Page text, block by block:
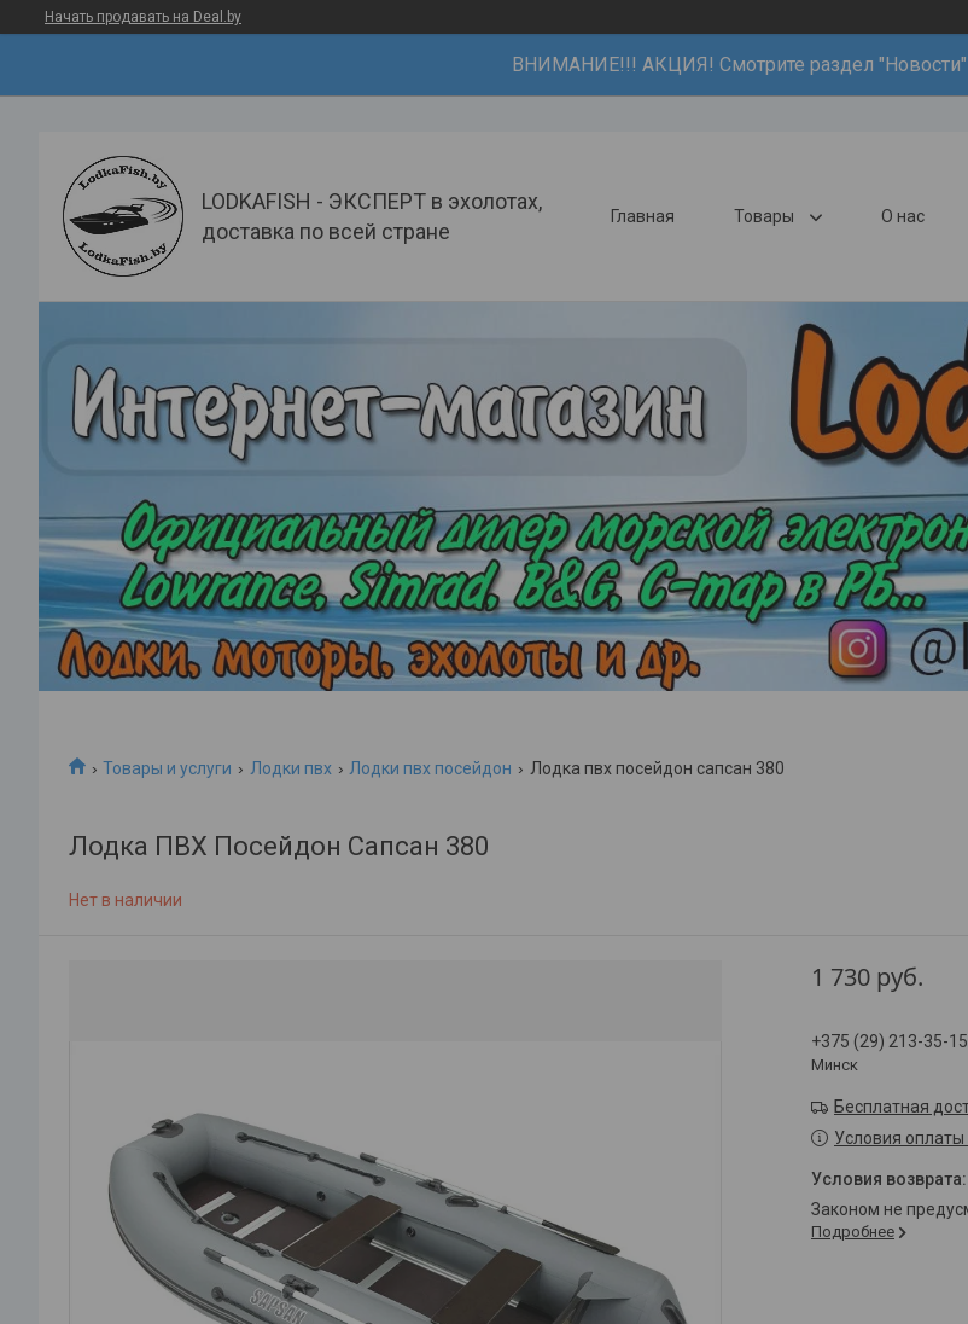
Начать продавать на Deal.by
ВНИМАНИЕ!!! АКЦИЯ! Смотрите раздел "Новости"
LODKAFISH - ЭКСПЕРТ в эхолотах,
доставка по всей стране
Главная Товары О нас
Товары и услуги Лодки пвх Лодки пвх посейдон Лодка пвх посейдон сапсан 380
Лодка ПВХ Посейдон Сапсан 380
Нет в наличии
1 730 руб.
+375 (29) 213-35-15
Минск
Бесплатная
Условия оплаты
Законом не
Подробнее